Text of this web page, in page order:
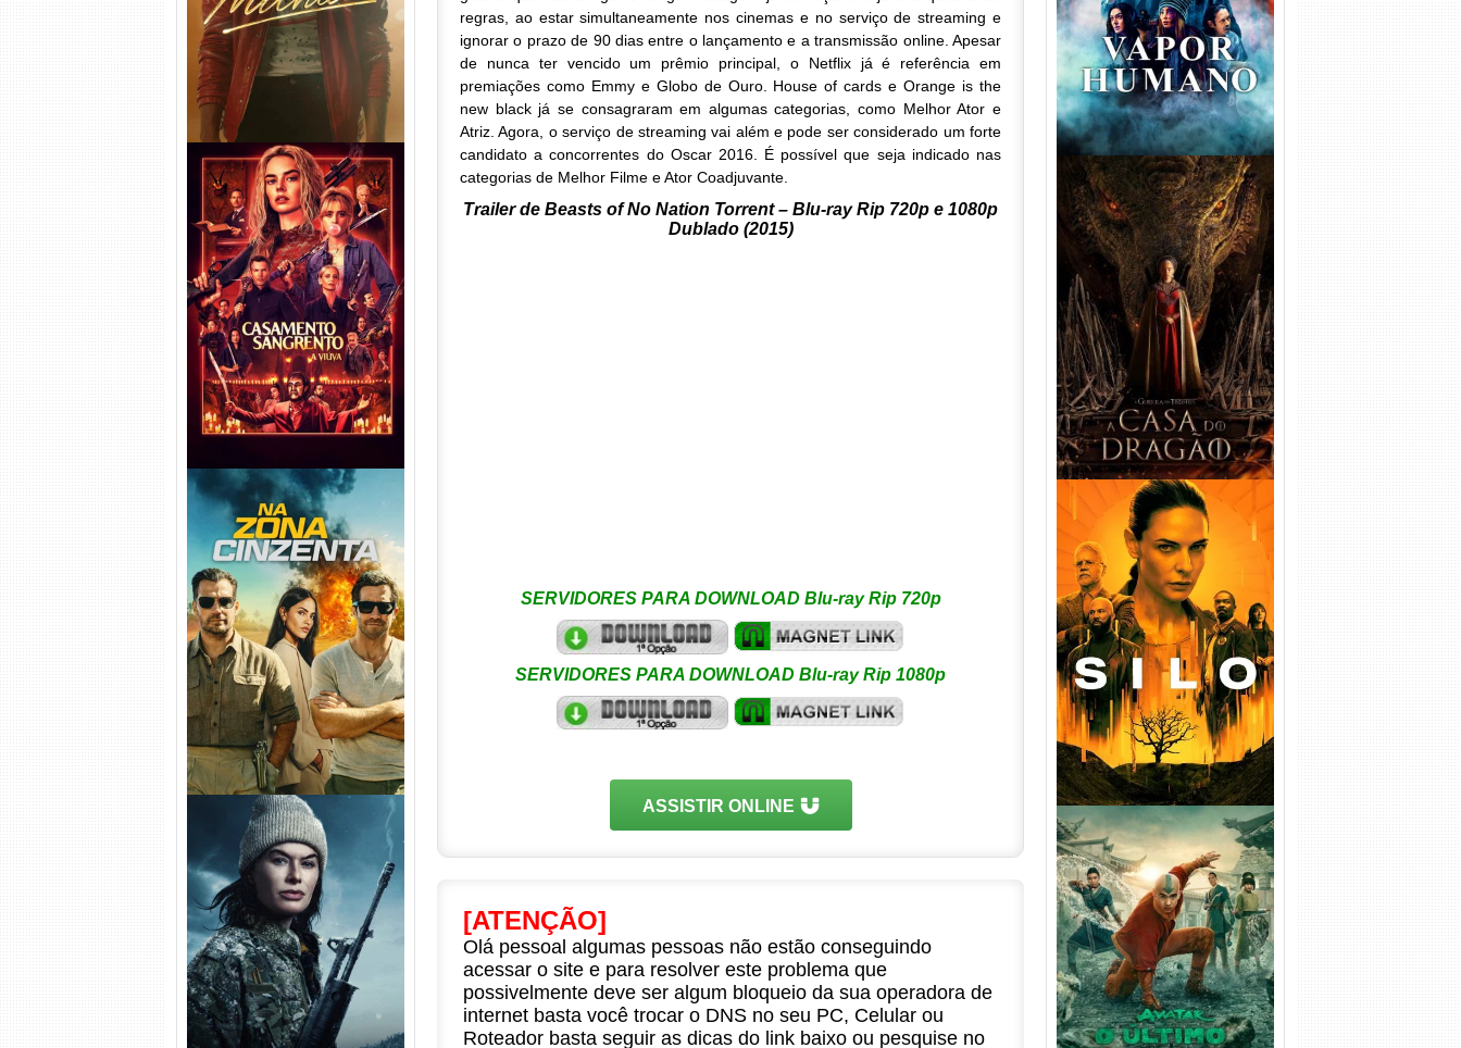
regras, ao estar simultaneamente nos cinemas e no serviço de streaming e
ignorar o prazo de 90 dias entre o lançamento e a transmissão online. Apesar
de nunca ter vencido um prêmio principal, o Netflix já é referência em
premiações como Emmy e Globo de Ouro. House of cards e Orange is the
new black já se consagraram em algumas categorias, como Melhor Ator e
Atriz. Agora, o serviço de streaming vai além e pode ser considerado um forte
candidato a concorrentes do Oscar 2016. É possível que seja indicado nas
categorias de Melhor Filme e Ator Coadjuvante.
Trailer de Beasts of No Nation Torrent – Blu-ray Rip 720p e 1080p
Dublado (2015)
SERVIDORES PARA DOWNLOAD Blu-ray Rip 720p
SERVIDORES PARA DOWNLOAD Blu-ray Rip 1080p
ASSISTIR ONLINE
[ATENÇÃO]
Olá pessoal algumas pessoas não estão conseguindo
acessar o site e para resolver este problema que
possivelmente deve ser algum bloqueio da sua operadora de
internet basta você trocar o DNS no seu PC, Celular ou
Roteador basta seguir as dicas do link baixo ou pesquise no
Casamento Sangrento: A
Viúva Torrent (2026) WEB-DL
720p/1080p/4K Dual Áudio
Na Zona Cinzenta Torrent
(2026) WEB-DL 1080p/4K
Dual Áudio
Balística Torrent (2025) WEB-
DL 1080p Dual Áudio
Dual Áudio
A Casa do Dragão 1ª
Temporada Torrent (2022)
WEB-DL 720p/1080p Dual
Áudio
Silo 1ª Temporada Torrent
(2023) WEB-DL
720p/1080p/4K Dual Áudio
Avatar: O Último Mestre do
Ar 2ª Temporada Torrent
(2026) WEB-DL 1080p Dual
Áudio